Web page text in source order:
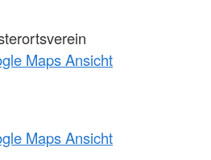
Maps Ansicht
Maps Ansicht